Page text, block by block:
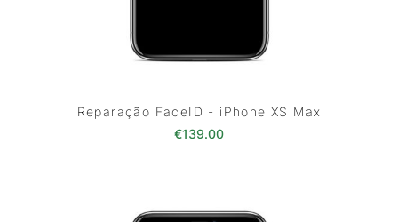
Reparação FaceID - iPhone XS Max
€139.00